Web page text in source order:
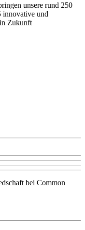
unsere rund 250
innovative und
Zukunft
bei Common